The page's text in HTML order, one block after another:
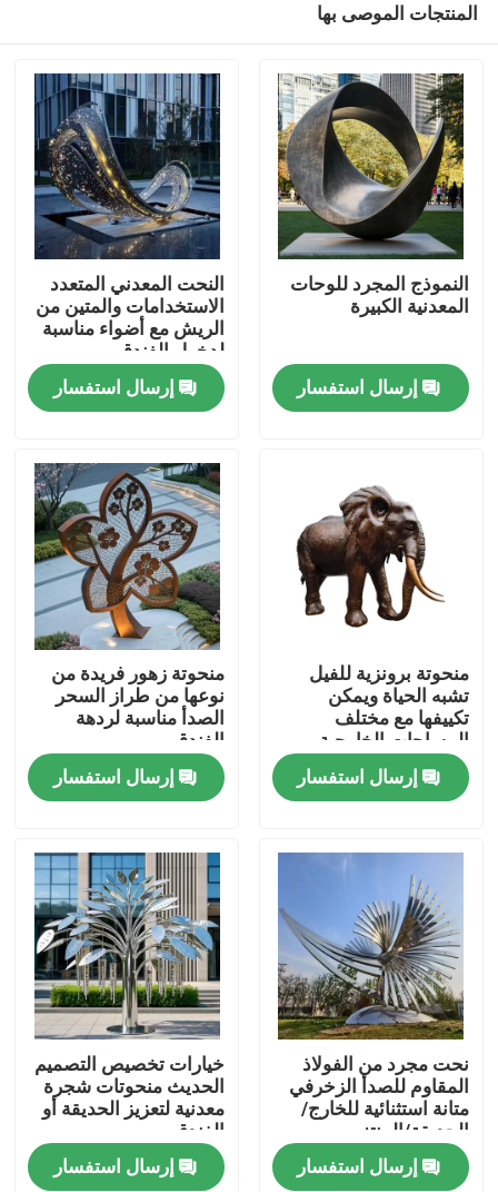
منتجات
معلومات عنا
جولة في المعمل
اتصل بنا
أخبار
اطلب اقتباس
الأعمال المعدنية الزخرفية
النحت المعدني الزخرفي
المنتجات الموصى بها
النموذج المجرد للوحات
المعدنية الكبيرة
إرسال استفسار
النحت المعدني المتعدد
الاستخدامات والمتين من
الريش مع أضواء مناسبة
لدخول الفندق
إرسال استفسار
منحوتة برونزية للفيل
تشبه الحياة ويمكن
تكييفها مع مختلف
المساحات الخارجية
إرسال استفسار
منحوتة زهور فريدة من
نوعها من طراز السحر
الصدأ مناسبة لردهة
الفندق
إرسال استفسار
نحت مجرد من الفولاذ
المقاوم للصدأ الزخرفي
متانة استثنائية للخارج/
الحديقة/المنتزه
إرسال استفسار
خيارات تخصيص التصميم
الحديث منحوتات شجرة
معدنية لتعزيز الحديقة أو
الفندق
إرسال استفسار